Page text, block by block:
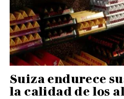
Suiza endurece
la calidad de los